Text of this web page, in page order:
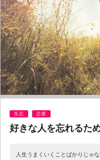
失恋 恋愛
好きな人を忘れるた
人生うまくいくことばかりじゃ